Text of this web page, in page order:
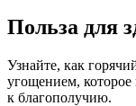
Польза для
Узнайте, как
угощением,
к благополучию.